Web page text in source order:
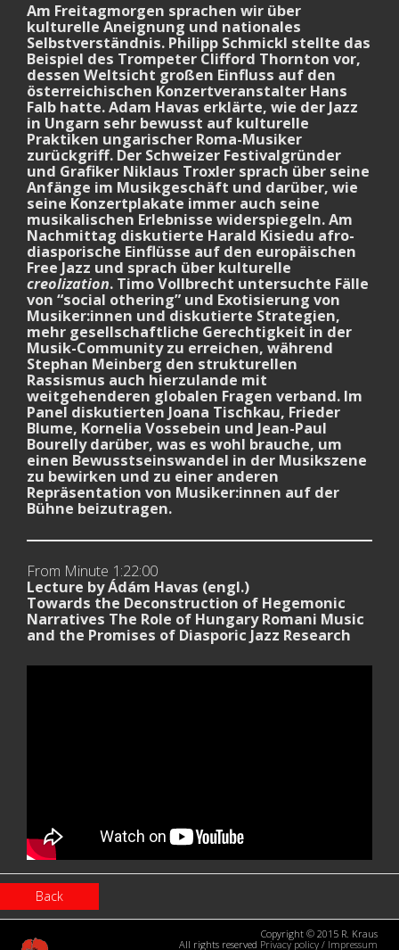
Am Freitagmorgen sprachen wir über
kulturelle Aneignung und nationales
Selbstverständnis. Philipp Schmickl stellte das
Beispiel des Trompeter Clifford Thornton vor,
dessen Weltsicht großen Einfluss auf den
österreichischen Konzertveranstalter Hans
Falb hatte. Adam Havas erklärte, wie der Jazz
in Ungarn sehr bewusst auf kulturelle
Praktiken ungarischer Roma-Musiker
zurückgriff. Der Schweizer Festivalgründer
und Grafiker Niklaus Troxler sprach über seine
Anfänge im Musikgeschäft und darüber, wie
seine Konzertplakate immer auch seine
musikalischen Erlebnisse widerspiegeln. Am
Nachmittag diskutierte Harald Kisiedu afro-
diasporische Einflüsse auf den europäischen
Free Jazz und sprach über kulturelle
creolization. Timo Vollbrecht untersuchte Fälle
von “social othering” und Exotisierung von
Musiker:innen und diskutierte Strategien,
mehr gesellschaftliche Gerechtigkeit in der
Musik-Community zu erreichen, während
Stephan Meinberg den strukturellen
Rassismus auch hierzulande mit
weitgehenderen globalen Fragen verband. Im
Panel diskutierten Joana Tischkau, Frieder
Blume, Kornelia Vossebein und Jean-Paul
Bourelly darüber, was es wohl brauche, um
einen Bewusstseinswandel in der Musikszene
zu bewirken und zu einer anderen
Repräsentation von Musiker:innen auf der
Bühne beizutragen.
From Minute 1:22:00
Lecture by Ádám Havas (engl.)
Towards the Deconstruction of Hegemonic
Narratives The Role of Hungary Romani Music
and the Promises of Diasporic Jazz Research
Back
Copyright © 2015 R. Kraus
All rights reserved Privacy policy / Impressum